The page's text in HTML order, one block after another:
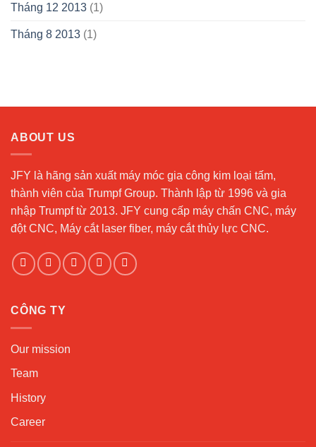
Tháng 12 2013 (1)
Tháng 8 2013 (1)
ABOUT US
JFY là hãng sản xuất máy móc gia công kim loại tấm,
thành viên của Trumpf Group. Thành lập từ 1996 và gia
nhập Trumpf từ 2013. JFY cung cấp máy chấn CNC, máy
đột CNC, Máy cắt laser fiber, máy cắt thủy lực CNC.
CÔNG TY
Our mission
Team
History
Career